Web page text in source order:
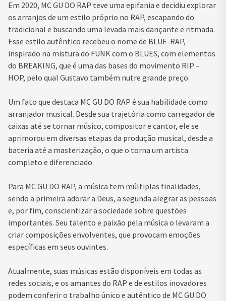
Em 2020, MC GU DO RAP teve uma epifania e decidiu explorar
os arranjos de um estilo próprio no RAP, escapando do
tradicional e buscando uma levada mais dançante e ritmada.
Esse estilo autêntico recebeu o nome de BLUE-RAP,
inspirado na mistura do FUNK com o BLUES, com elementos
do BREAKING, que é uma das bases do movimento RIP –
HOP, pelo qual Gustavo também nutre grande preço.
Um fato que destaca MC GU DO RAP é sua habilidade como
arranjador musical. Desde sua trajetória como carregador de
caixas até se tornar músico, compositor e cantor, ele se
aprimorou em diversas etapas da produção musical, desde a
bateria até a masterização, o que o torna um artista
completo e diferenciado.
Para MC GU DO RAP, a música tem múltiplas finalidades,
sendo a primeira adorar a Deus, a segunda alegrar as pessoas
e, por fim, conscientizar a sociedade sobre questões
importantes. Seu talento e paixão pela música o levaram a
criar composições envolventes, que provocam emoções
específicas em seus ouvintes.
Atualmente, suas músicas estão disponíveis em todas as
redes sociais, e os amantes do RAP e de estilos inovadores
podem conferir o trabalho único e autêntico de MC GU DO